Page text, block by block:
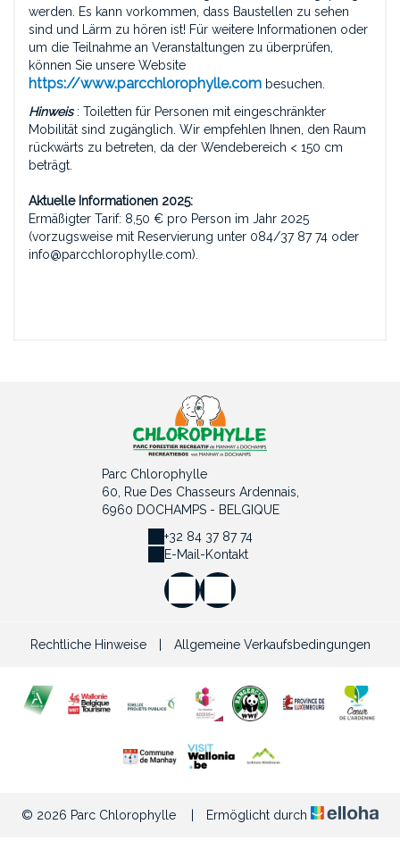
werden. Es kann vorkommen, dass Baustellen zu sehen
sind und Lärm zu hören ist! Für weitere Informationen oder
um die Teilnahme an Veranstaltungen zu überprüfen,
können Sie unsere Website
https://www.parcchlorophylle.com besuchen.
Hinweis: Toiletten für Personen mit eingeschränkter
Mobilität sind zugänglich. Wir empfehlen Ihnen, den Raum
rückwärts zu betreten, da der Wendebereich < 150 cm
beträgt.
Aktuelle Informationen 2025:
Ermäßigter Tarif: 8,50 € pro Person im Jahr 2025
(vorzugsweise mit Reservierung unter 084/37 87 74 oder
info@parcchlorophylle.com).
Parc Chlorophylle
60, Rue Des Chasseurs Ardennais,
6960 DOCHAMPS - BELGIQUE
+32 84 37 87 74
E-Mail-Kontakt
Rechtliche Hinweise Allgemeine Verkaufsbedingungen
© 2026 Parc Chlorophylle Ermöglicht durch